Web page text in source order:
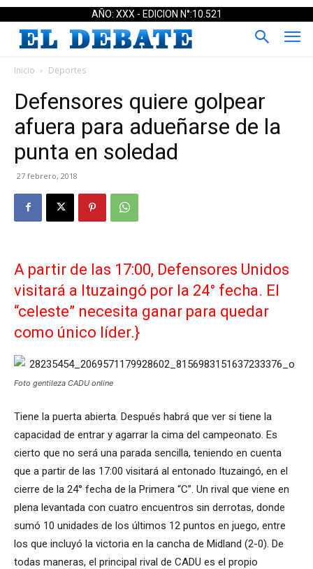
AÑO: XXX - EDICION N°:10.521
Inicio Deportes
Defensores quiere golpear
afuera para adueñarse de la
punta en soledad
27 febrero, 2018
A partir de las 17:00, Defensores Unidos
visitará a Ituzaingó por la 24° fecha. El
“celeste” necesita ganar para quedar
como único líder.}
Foto gentileza CADU online
Tiene la puerta abierta. Después habrá que ver si tiene la
capacidad de entrar y agarrar la cima del campeonato. Es
cierto que no será una parada sencilla, teniendo en cuenta
que a partir de las 17:00 visitará al entonado Ituzaingó, en el
cierre de la 24° fecha de la Primera “C”. Un rival que viene en
plena levantada con cuatro encuentros sin derrotas, donde
sumó 10 unidades de los últimos 12 puntos en juego, entre
los que incluyó la victoria en la cancha de Midland (2-0). De
todas maneras, el principal rival de CADU es el propio